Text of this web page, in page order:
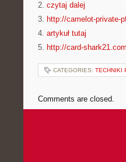
2. czytaj dalej
3. http://camelot-private-
4. artykuł tutaj
5. http://card-shark21.com
CATEGORIES: TECHNIKI
Comments are closed.